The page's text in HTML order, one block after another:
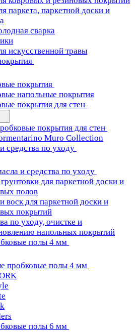
паркета, паркетной доски и
сварка
искусственной травы
покрытия
напольные покрытия
покрытия для стен
покрытия для стен
Muro Collection
средства по уходу
и средства по уходу
для паркетной доски и
полов
воск для паркетной доски и
покрытий
по уходу, очистке и
напольных покрытий
полы 4 мм
пробковые полы 4 мм
полы 6 мм